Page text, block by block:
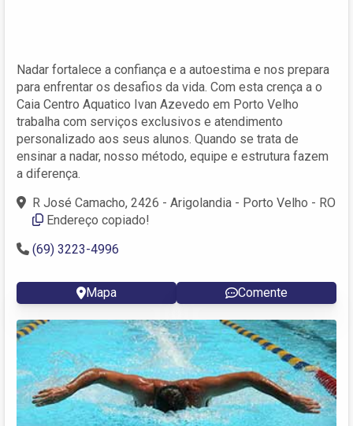
Nadar fortalece a confiança e a autoestima e nos prepara
para enfrentar os desafios da vida. Com esta crença a o
Caia Centro Aquatico Ivan Azevedo em Porto Velho
trabalha com serviços exclusivos e atendimento
personalizado aos seus alunos. Quando se trata de
ensinar a nadar, nosso método, equipe e estrutura fazem
a diferença.
R José Camacho, 2426 - Arigolandia - Porto Velho - RO
Endereço copiado!
(69) 3223-4996
Mapa Comente